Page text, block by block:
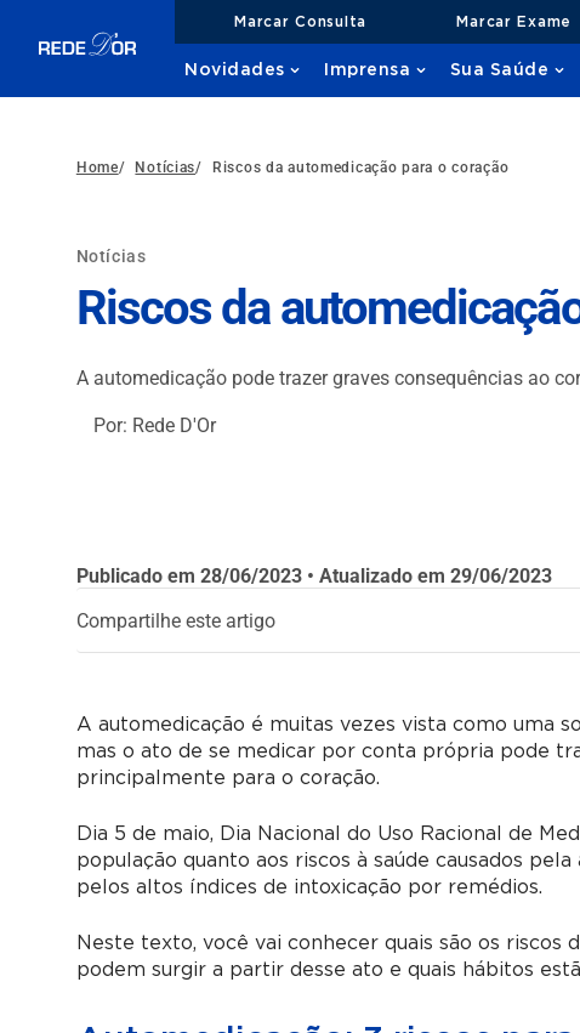
Marcar Consulta Marcar Exame
Novidades Imprensa Sua Saúde
Home/ Notícias/ Riscos da automedicação para o coração
Notícias
Riscos da
A automedicação pode trazer graves consequências ao
Por: Rede D'Or
Publicado em 28/06/2023• Atualizado em 29/06/2023
Compartilhe este artigo
A automedicação é muitas vezes vista como uma
mas o ato de se medicar por conta própria pode
principalmente para o coração.
Dia 5 de maio, Dia Nacional do Uso Racional de
população quanto aos riscos à saúde causados
pelos altos índices de intoxicação por remédios.
Neste texto, você vai conhecer quais são os riscos
podem surgir a partir desse ato e quais hábitos